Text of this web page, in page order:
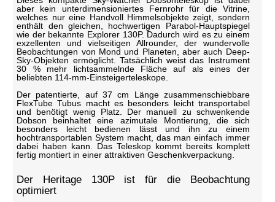
aber kein unterdimensioniertes Fernrohr für die Vitrine,
welches nur eine Handvoll Himmelsobjekte zeigt, sondern
enthält den gleichen, hochwertigen Parabol-Hauptspiegel
wie der bekannte Explorer 130P. Dadurch wird es zu einem
exzellenten und vielseitigen Allrounder, der wundervolle
Beobachtungen von Mond und Planeten, aber auch Deep-
Sky-Objekten ermöglicht. Tatsächlich weist das Instrument
30 % mehr lichtsammelnde Fläche auf als eines der
beliebten 114-mm-Einsteigerteleskope.
Der patentierte, auf 37 cm Länge zusammenschiebbare
FlexTube Tubus macht es besonders leicht transportabel
und benötigt wenig Platz. Der manuell zu schwenkende
Dobson beinhaltet eine azimutale Montierung, die sich
besonders leicht bedienen lässt und ihn zu einem
hochtransportablen System macht, das man einfach immer
dabei haben kann. Das Teleskop kommt bereits komplett
fertig montiert in einer attraktiven Geschenkverpackung.
Der Heritage 130P ist für die Beobachtung
optimiert